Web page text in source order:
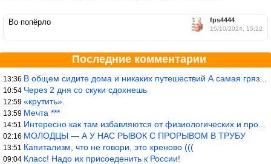
fps4444
15/10/2024, 15:22
Во попёрло
Последние комментарии
13:36 В общем сидите дома и никаких путешествий А самая грязная в от
10:54 Через 2 дня со скуки сдохнешь
12:59 «крутить».
13:59 Мечта ***
14:51 Интересно как там избавляются от физиологических и прочих отходо
02:16 МОЛОДЦЫ — А У НАС РЫВОК С ПРОРЫВОМ В ТРУБУ
13:51 Капитализм, что не говори, это хреново (((
09:04 Класс! Надо их присоеденить к России!